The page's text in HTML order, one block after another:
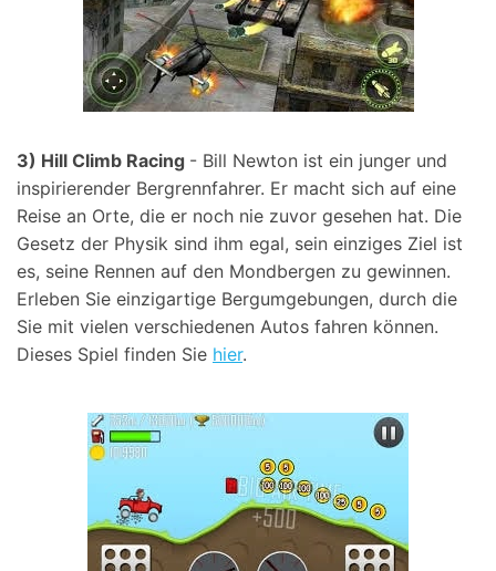
3) Hill Climb Racing - Bill Newton ist ein junger und
inspirierender Bergrennfahrer. Er macht sich auf eine
Reise an Orte, die er noch nie zuvor gesehen hat. Die
Gesetz der Physik sind ihm egal, sein einziges Ziel ist
es, seine Rennen auf den Mondbergen zu gewinnen.
Erleben Sie einzigartige Bergumgebungen, durch die
Sie mit vielen verschiedenen Autos fahren können.
Dieses Spiel finden Sie hier.